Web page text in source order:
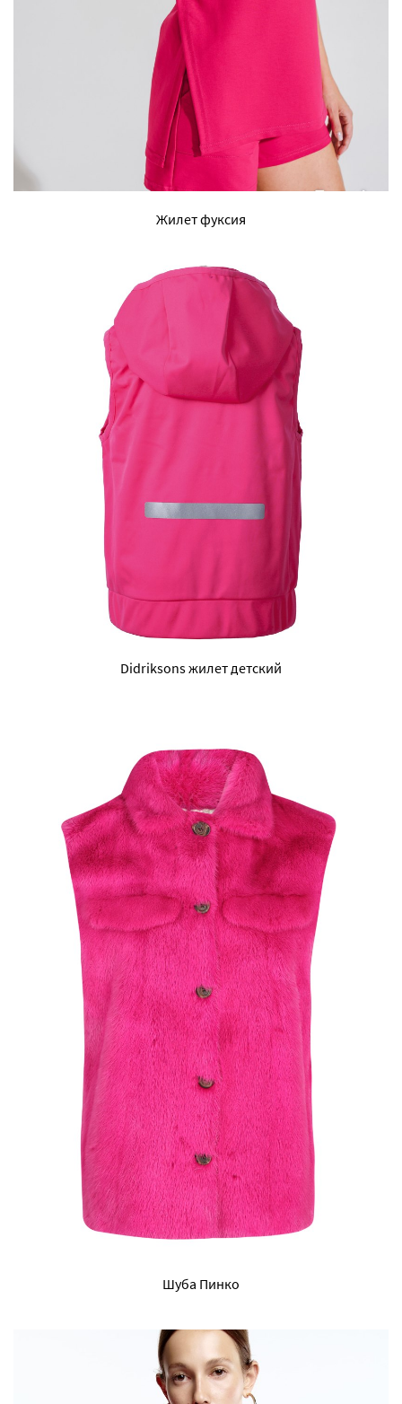
Жилет фуксия
Didriksons жилет детский
Шуба Пинко